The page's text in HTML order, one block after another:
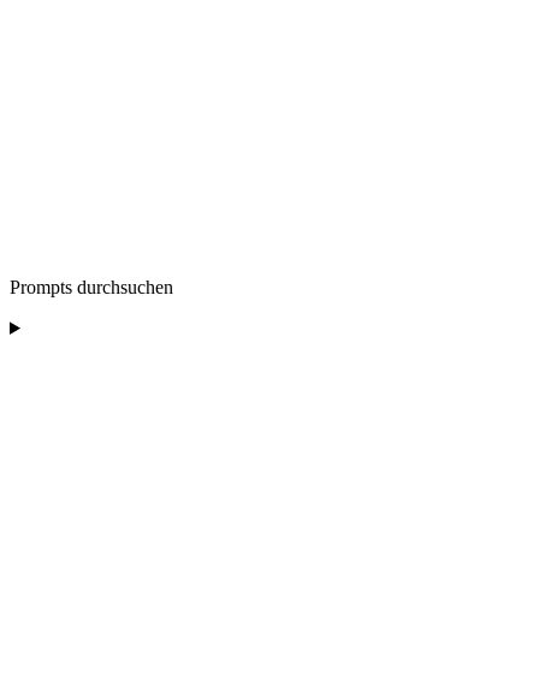
Prompts durchsuchen